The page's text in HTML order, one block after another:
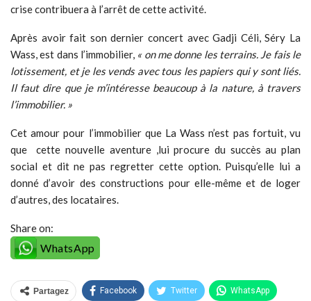
crise contribuera à l’arrêt de cette activité.
Après avoir fait son dernier concert avec Gadji Céli, Séry La
Wass, est dans l’immobilier, « on me donne les terrains. Je fais le
lotissement, et je les vends avec tous les papiers qui y sont liés.
Il faut dire que je m’intéresse beaucoup à la nature, à travers
l’immobilier. »
Cet amour pour l’immobilier que La Wass n’est pas fortuit, vu
que cette nouvelle aventure ,lui procure du succès au plan
social et dit ne pas regretter cette option. Puisqu’elle lui a
donné d’avoir des constructions pour elle-même et de loger
d’autres, des locataires.
Share on:
WhatsApp
Partagez Facebook Twitter WhatsApp